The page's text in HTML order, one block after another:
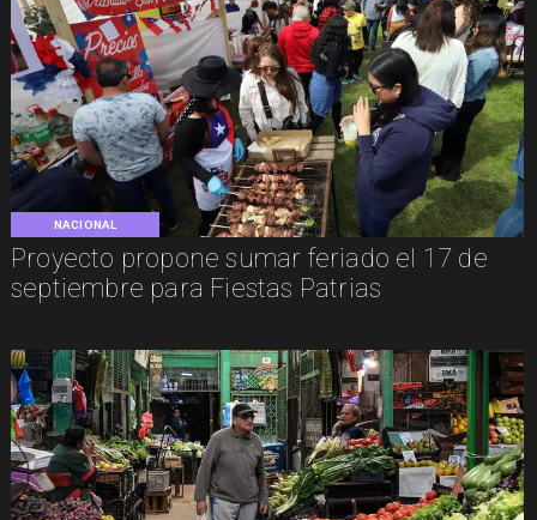
NACIONAL
Proyecto propone sumar feriado el 17 de
septiembre para Fiestas Patrias